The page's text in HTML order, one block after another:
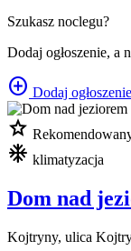
Szukasz noclegu?
Dodaj ogłoszenie, a
add_circle Dodaj ogłoszenie
star
mode_cool klimatyzacja
Dom nad
Kojtryny, ulica